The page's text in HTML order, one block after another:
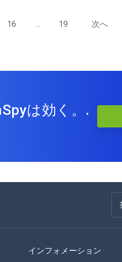
16 ... 19 次へ
は効く。.
インフォメーション